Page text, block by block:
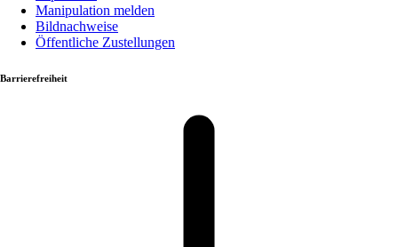
Manipulation melden
Bildnachweise
Öffentliche Zustellungen
Barrierefreiheit